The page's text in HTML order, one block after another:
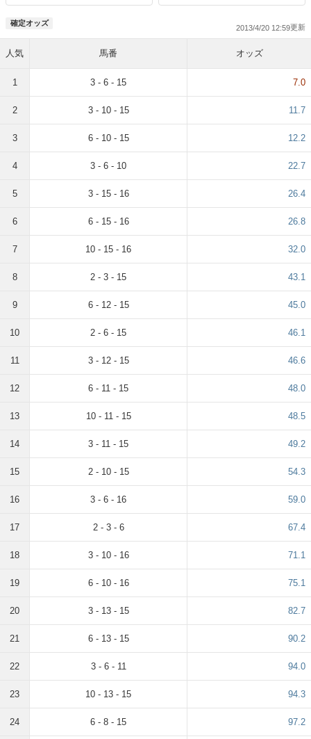
確定オッズ
2013/4/20 12:59
人気 馬番 オッズ
1 3 - 6 - 15 7.0
2 3 - 10 - 15 11.7
3 6 - 10 - 15 12.2
4 3 - 6 - 10 22.7
5 3 - 15 - 16 26.4
6 6 - 15 - 16 26.8
7 10 - 15 - 16 32.0
8 2 - 3 - 15 43.1
9 6 - 12 - 15 45.0
10 2 - 6 - 15 46.1
11 3 - 12 - 15 46.6
12 6 - 11 - 15 48.0
13 10 - 11 - 15 48.5
14 3 - 11 - 15 49.2
15 2 - 10 - 15 54.3
16 3 - 6 - 16 59.0
17 2 - 3 - 6 67.4
18 3 - 10 - 16 71.1
19 6 - 10 - 16 75.1
20 3 - 13 - 15 82.7
21 6 - 13 - 15 90.2
22 3 - 6 - 11 94.0
23 10 - 13 - 15 94.3
24 6 - 8 - 15 97.2